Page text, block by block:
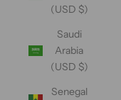
(USD $)
Saudi
Arabia
(USD $)
Senegal